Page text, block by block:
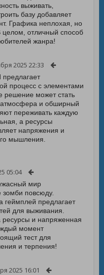
выживать,
базу добавляет
Графика неплохая, но
целом, отличный способ
жанра!
2025 22:33
процесс с элементами
решение может стать
и обширный
переживать каждую
а ресурсы
напряжения и
мышления.
05:04
мир
зомби повсюду.
геймплей предлагает
для выживания.
ресурсы и напряженная
момент
тест для
и терпения!
2025 16:01